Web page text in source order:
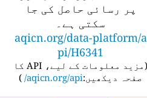
پر رسائی حاصل کی جا
سکتی ہے۔
aqicn.org/data-platform/a
pi/H6341
مزید معلومات کے لیے، API کا
صفحہ دیکھیں:aqicn.org/api/
)